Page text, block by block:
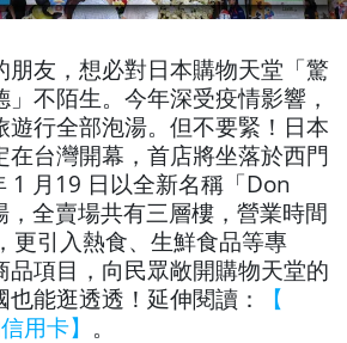
朋友，想必對日本購物天堂「驚
不陌生。今年深受疫情影響，
遊行全部泡湯。但不要緊！日本
在台灣開幕，首店將坐落於西門
1 月19 日以全新名稱「Don
全賣場共有三層樓，營業時間
更引入熱食、生鮮食品等專
品項目，向民眾敞開購物天堂的
能逛透透！延伸閱讀：
【
用卡】 。